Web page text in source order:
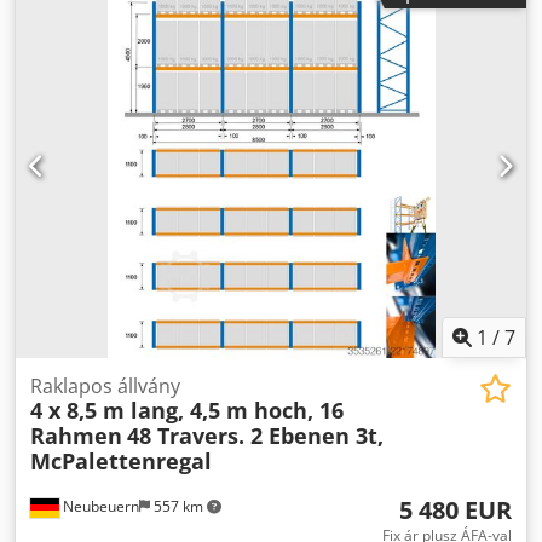
súly: 33 kg Szállítási terjedelem: 4 db csővel, 0,6–1,4 m
hosszúságú, hosszabb rudak felár ellenében Ár: ÁFA
nélkül, a Dr. Sonntag GmbH & Co. KG központi raktárából
(97076 Würzburg) Egyedi, szakszerű tanácsadásért vegye
fel velünk a kapcsolatot. Egyszerűen hívjon minket
telefonon vagy írjon e-mailt. Örömmel segítünk projektjei
tervezésében és megvalósításában. Várjuk, hogy
jelentkezzen. Üdvözlettel, A Dr. Sonntag GmbH & Co. KG
csapata Önök szakértő partnere a belső logisztikában.
1 /7
Neubeuern 557 km
Raklapos állvány
4 x 8,5 m lang, 4,5 m hoch, 16
Rahmen 48 Travers. 2 Ebenen 3t,
McPalettenregal
5 480 EUR
Fix ár plusz ÁFA-val